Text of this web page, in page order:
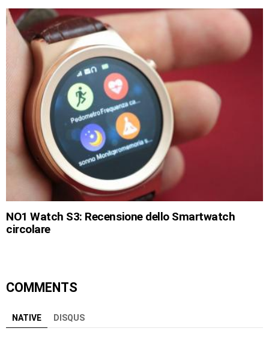
NO1 Watch S3: Recensione dello Smartwatch
circolare
COMMENTS
NATIVE DISQUS